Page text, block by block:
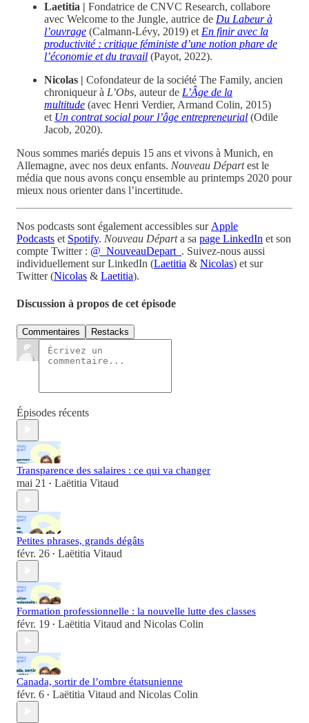
Laetitia | Fondatrice de CNVC Research, collabore
avec Welcome to the Jungle, autrice de Du Labeur à
l’ouvrage (Calmann-Lévy, 2019) etEn finir avec la
productivité : critique féministe d’une notion phare de
l’économie et du travail (Payot, 2022).
Nicolas | Cofondateur de la société The Family, ancien
chroniqueur à L’Obs, auteur de L’Âge de la
multitude (avec Henri Verdier, Armand Colin, 2015)
et Un contrat social pour l’âge entrepreneurial (Odile
Jacob, 2020).
Nous sommes mariés depuis 15 ans et vivons à Munich, en
Allemagne, avec nos deux enfants. Nouveau Départest le
média que nous avons conçu ensemble au printemps 2020 pour
mieux nous orienter dans l’incertitude.
Nos podcasts sont également accessibles surApple
Podcasts et Spotify. Nouveau Départa sa page LinkedIn et son
compte Twitter : @_NouveauDepart_ . Suivez-nous aussi
individuellement sur LinkedIn (Laetitia & Nicolas) et sur
Twitter (Nicolas & Laetitia).
Discussion à propos de cet épisode
Commentaires Restacks
Épisodes récents
Transparence des salaires : ce qui va changer
mai 21 • Laëtitia Vitaud
Petites phrases, grands dégâts
févr. 26 • Laëtitia Vitaud
Formation professionnelle : la nouvelle lutte des classes
févr. 19 • Laëtitia Vitaud and Nicolas Colin
Canada, sortir de l’ombre étatsunienne
févr. 6 • Laëtitia Vitaud and Nicolas Colin